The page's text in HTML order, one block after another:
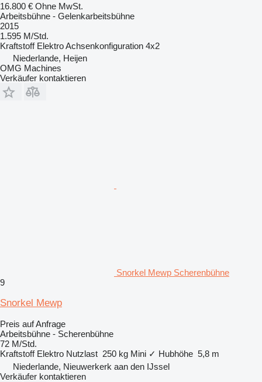
16.800 € Ohne MwSt.
Arbeitsbühne - Gelenkarbeitsbühne
2015
1.595 M/Std.
Kraftstoff ElektroAchsenkonfiguration 4x2
Niederlande, Heijen
OMG Machines
Verkäufer kontaktieren
Snorkel Mewp Scherenbühne
9
Snorkel Mewp
Preis auf Anfrage
Arbeitsbühne - Scherenbühne
72 M/Std.
Kraftstoff Elektro Nutzlast 250 kg Mini ✓ Hubhöhe 5,8 m
Niederlande, Nieuwerkerk aan den IJssel
Verkäufer kontaktieren